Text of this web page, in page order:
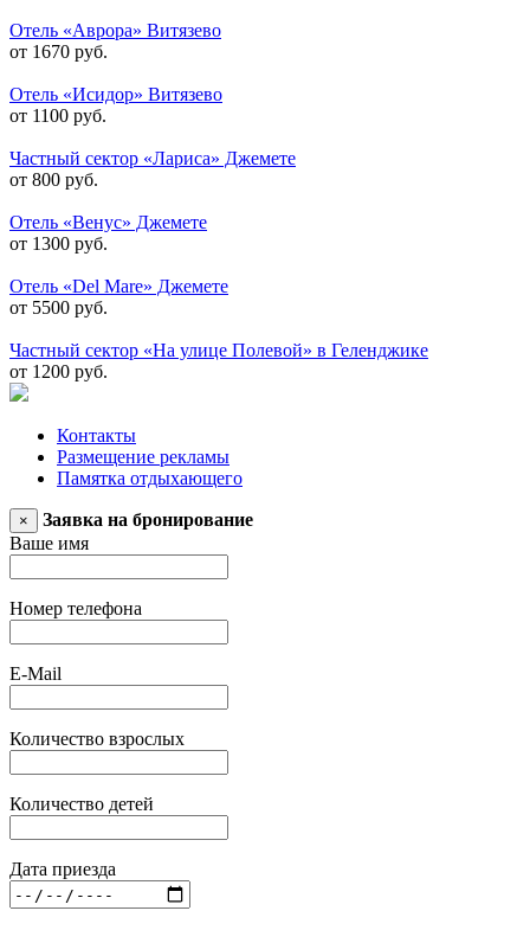
Отель «Аврора» Витязево
от 1670 руб.
Отель «Исидор» Витязево
от 1100 руб.
Частный сектор «Лариса» Джемете
от 800 руб.
Отель «Венус» Джемете
от 1300 руб.
Отель «Del Mare» Джемете
от 5500 руб.
Частный сектор «На улице Полевой» в Геленджике
от 1200 руб.
Контакты
Размещение рекламы
Памятка отдыхающего
×
Заявка на бронирование
Ваше имя
Номер телефона
E-Mail
Количество взрослых
Количество детей
Дата приезда